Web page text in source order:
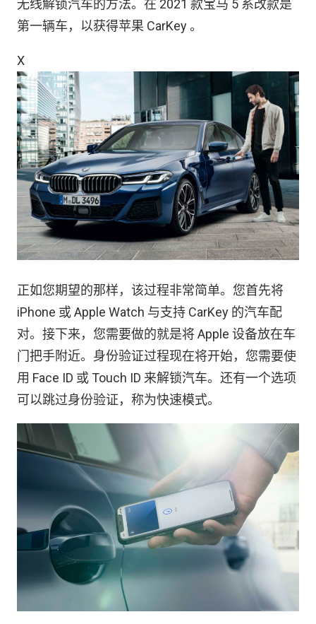
无线解锁汽车的方法。在 2021 款宝马 5 系改款是
第一辆车，以获得苹果 CarKey 。
X
正如您期望的那样，该过程非常简单。您首先将
iPhone 或 Apple Watch 与支持 CarKey 的汽车配
对。接下来，您需要做的就是将 Apple 设备放在车
门把手附近。身份验证过程现在将开始，您需要使
用 Face ID 或 Touch ID 来解锁汽车。还有一个选项
可以跳过身份验证，称为快速模式。